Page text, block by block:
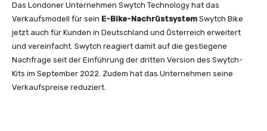
Das Londoner Unternehmen Swytch Technology hat das
Verkaufsmodell für sein E-Bike-Nachrüstsystem Swytch Bike
jetzt auch für Kunden in Deutschland und Österreich erweitert
und vereinfacht. Swytch reagiert damit auf die gestiegene
Nachfrage seit der Einführung der dritten Version des Swytch-
Kits im September 2022. Zudem hat das Unternehmen seine
Verkaufspreise reduziert.